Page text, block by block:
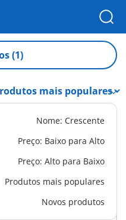
(1)
Nome: Crescente
Preço: Baixo para Alto
Preço: Alto para Baixo
Produtos mais populares
Novos produtos
EXCLUSIVO M
70965 - Banda de Circo
€ 29,99
Ao carrinho